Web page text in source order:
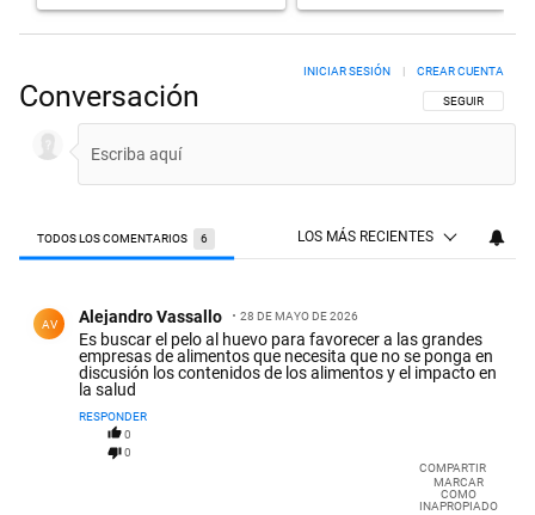
Conversación SIGA ESTA
SEGUIR
INICIAR SESIÓN CREAR CUENTA
TODOS LOS COMENTARIOS 6 LOS MÁS RECIENTES
AV Alejandro Vassallo 28 DE MAYO DE 2026
Es buscar el pelo al huevo para favorecer a las grandes
empresas de alimentos que necesita que no se ponga en
discusión los contenidos de los alimentos y el impacto en
la salud
RESPONDER
0
0
COMPARTIR
MARCAR
COMO
INAPROPIADO